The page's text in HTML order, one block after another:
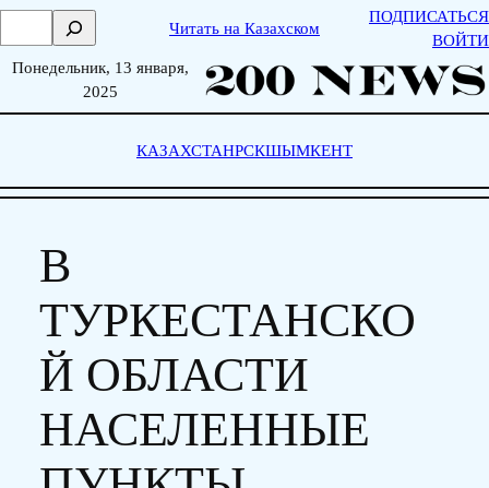
Skip
content
о
к
Читать на Казахском
ПОДПИСАТЬСЯ
ВОЙТИ
Понедельник, 13 января,
2025
КАЗАХСТАНРСКШЫМКЕНТ
В
ТУРКЕСТАНСКО
Й ОБЛАСТИ
НАСЕЛЕННЫЕ